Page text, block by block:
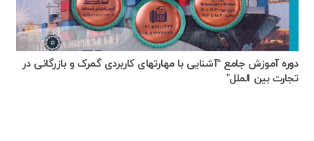
دوره آموزش جامع “آشنایی با مهارتهای کاربردی گمرک و بازرگانی در
تجارت بین الملل”